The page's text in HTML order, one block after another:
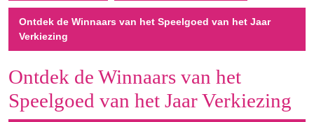
Ontdek de Winnaars van het Speelgoed van het Jaar
Verkiezing
Ontdek de Winnaars van het
Speelgoed van het Jaar Verkiezing